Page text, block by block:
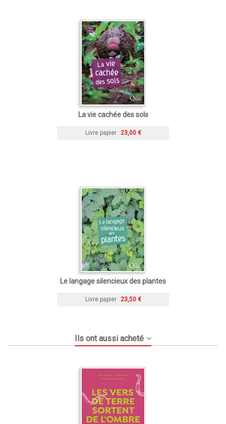
La vie cachée des sols
Livre papier 23,00 €
Le langage silencieux des plantes
Livre papier 23,50 €
Ils ont aussi acheté